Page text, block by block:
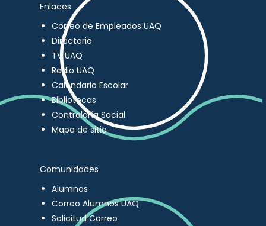
Enlaces
Correo de Empleados UAQ
Directorio
TV UAQ
Radio UAQ
Calendario Escolar
Bibliotecas
Contraloría Social
Mapa de sitio
Comunidades
Alumnos
Correo Alumnos UAQ
Solicitud Correo